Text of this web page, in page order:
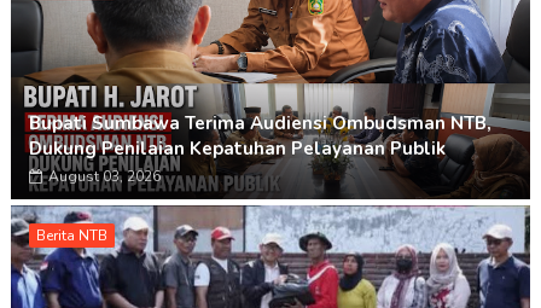
Bupati Sumbawa Terima Audiensi Ombudsman NTB,
Dukung Penilaian Kepatuhan Pelayanan Publik
August 03, 2026
Berita NTB